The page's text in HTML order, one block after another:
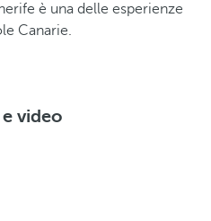
è una delle esperienze
Canarie.
video